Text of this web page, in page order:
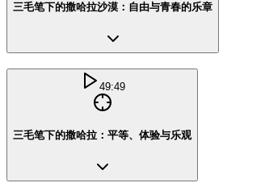
三毛笔下的撒哈拉沙漠：自由与青春的乐章
49:49
三毛笔下的撒哈拉：平等、体验与乐观